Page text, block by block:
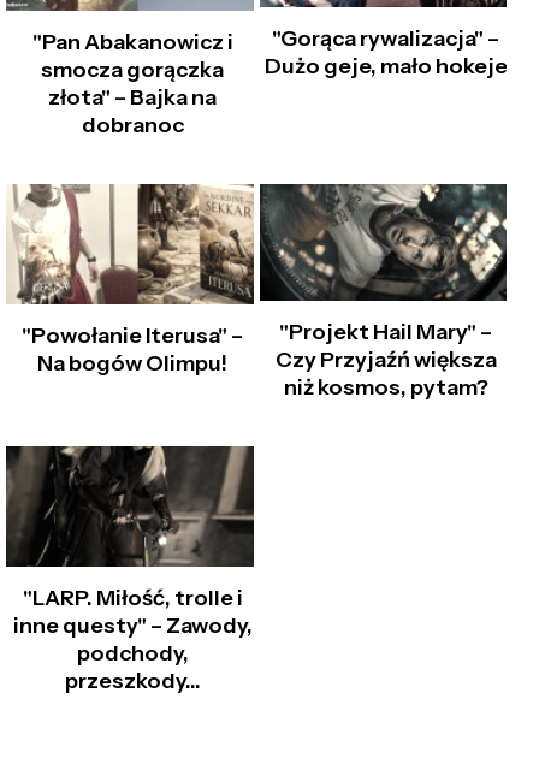
"Pan Abakanowicz i
smocza gorączka
złota" – Bajka na
dobranoc
"Gorąca rywalizacja" –
Dużo geje, mało hokeje
"Powołanie Iterusa" –
Na bogów Olimpu!
"Projekt Hail Mary" –
Czy Przyjaźń większa
niż kosmos, pytam?
"LARP. Miłość, trolle i
inne questy" – Zawody,
podchody,
przeszkody…